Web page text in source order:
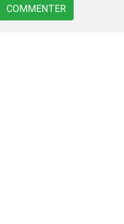
COMMENTER